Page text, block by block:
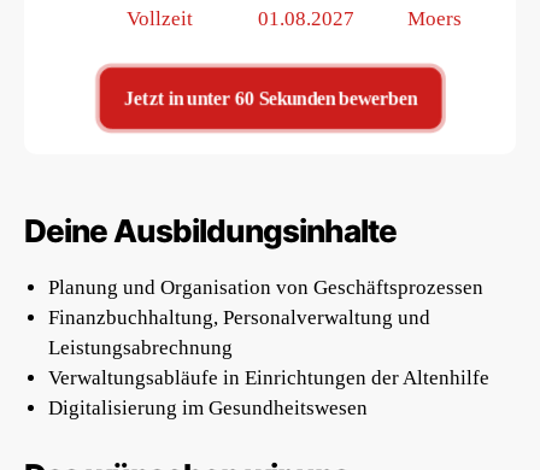
Beschäftigungsart
Vollzeit Beginn
01.08.2027 Einsatzort
Moers
Jetzt in unter 60 Sekunden bewerben
Deine Ausbildungsinhalte
Planung und Organisation von Geschäftsprozessen
Finanzbuchhaltung, Personalverwaltung und
Leistungsabrechnung
Verwaltungsabläufe in Einrichtungen der Altenhilfe
Digitalisierung im Gesundheitswesen